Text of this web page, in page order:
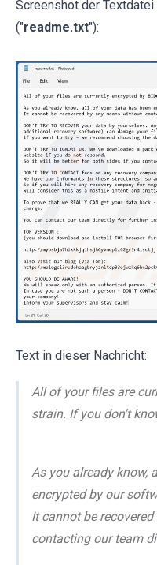
Screenshot der
("readme.txt"):
Text in dieser Nachricht:
All of your files are
strain. If you don't
As you already know,
encrypted by our
It cannot be
contacting our team